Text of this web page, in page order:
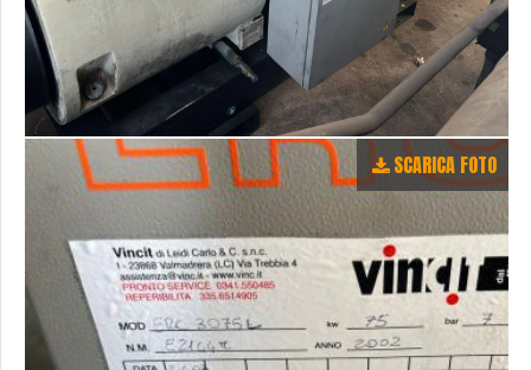
SCARICA FOTO